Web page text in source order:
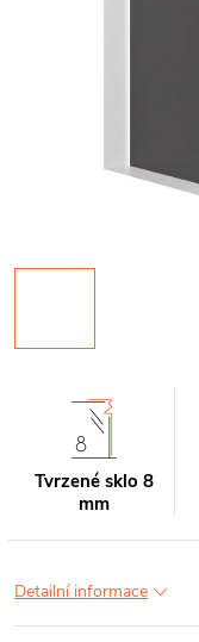
Tvrzené sklo 8
mm
Detailní informace